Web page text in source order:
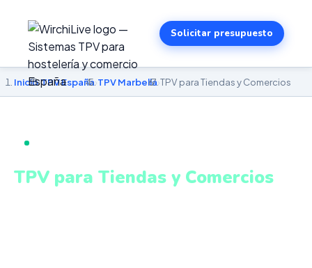
Solicitar presupuesto
Inicio›TPV España›TPV Marbella›TPV para Tiendas y Comercios
TPV para Tiendas y Comercios